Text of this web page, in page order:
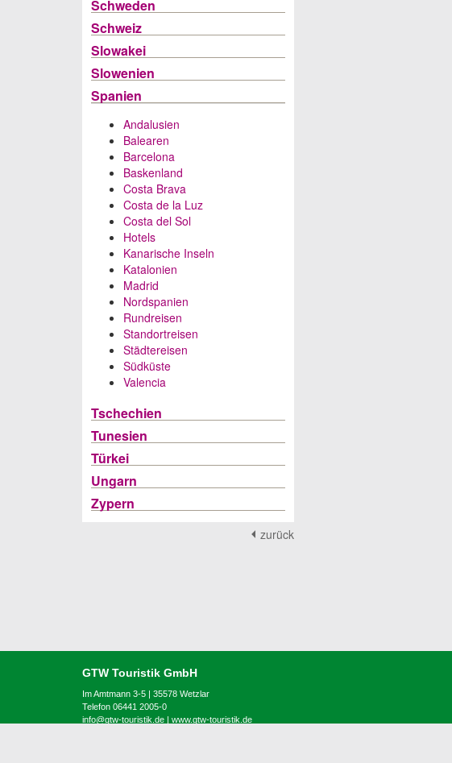
Schweden
Schweiz
Slowakei
Slowenien
Spanien
Andalusien
Balearen
Barcelona
Baskenland
Costa Brava
Costa de la Luz
Costa del Sol
Hotels
Kanarische Inseln
Katalonien
Madrid
Nordspanien
Rundreisen
Standortreisen
Städtereisen
Südküste
Valencia
Tschechien
Tunesien
Türkei
Ungarn
Zypern
zurück
GTW Touristik GmbH
Im Amtmann 3-5 | 35578 Wetzlar
Telefon 06441 2005-0
info@gtw-touristik.de | www.gtw-touristik.de